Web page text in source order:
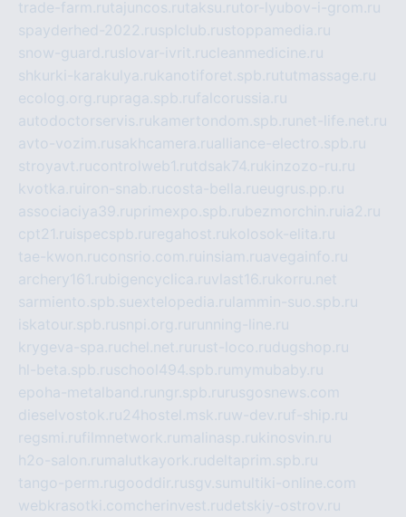
trade-farm.rutajuncos.rutaksu.rutor-lyubov-i-grom.ru
spayderhed-2022.rusplclub.rustoppamedia.ru
snow-guard.ruslovar-ivrit.rucleanmedicine.ru
shkurki-karakulya.rukanotiforet.spb.rututmassage.ru
ecolog.org.rupraga.spb.rufalcorussia.ru
autodoctorservis.rukamertondom.spb.ru net-life.net.ru
avto-vozim.rusakhcamera.rualliance-electro.spb.ru
stroyavt.rucontrolweb1.rutdsak74.rukinzozo-ru.ru
kvotka.ru iron-snab.rucosta-bella.rueugrus.pp.ru
associaciya39.ruprimexpo.spb.rubezmorchin.ru ia2.ru
cpt21.ru ispecspb.ru regahost.rukolosok-elita.ru
tae-kwon.ruconsrio.com.ru insiam.ruavegainfo.ru
archery161.rubigencyclica.ruvlast16.rukorru.net
sarmiento.spb.suextelopedia.ru lammin-suo.spb.ru
iskatour.spb.rusnpi.org.ru running-line.ru
krygeva-spa.ruchel.net.ru rust-loco.rudugshop.ru
hl-beta.spb.ruschool494.spb.ru mymubaby.ru
epoha-metalband.ru ngr.spb.ru rusgosnews.com
dieselvostok.ru24hostel.msk.ruw-dev.ruf-ship.ru
regsmi.rufilmnetwork.ru malinasp.rukinosvin.ru
h2o-salon.ru malutkayork.rudeltaprim.spb.ru
tango-perm.rugooddir.rusgv.su multiki-online.com
webkrasotki.comcherinvest.rudetskiy-ostrov.ru